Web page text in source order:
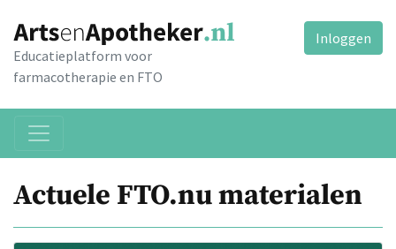
Educatieplatform voor
farmacotherapie en FTO
Inloggen
Actuele FTO.nu materialen